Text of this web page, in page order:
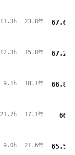
11.3h 23.8年 67.6
12.3h 15.8年 67.2
9.1h 18.1年 66.8
21.7h 17.1年 66
9.0h 21.6年 65.5